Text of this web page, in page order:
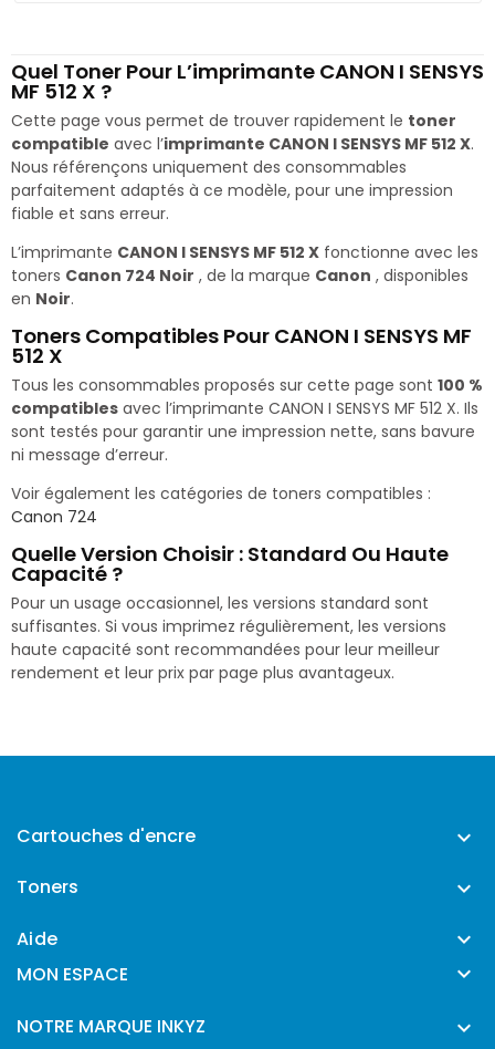
Quel Toner Pour L’imprimante CANON I SENSYS
MF 512 X ?
Cette page vous permet de trouver rapidement le toner
compatible avec l’imprimante CANON I SENSYS MF 512 X.
Nous référençons uniquement des consommables
parfaitement adaptés à ce modèle, pour une impression
fiable et sans erreur.
L’imprimante CANON I SENSYS MF 512 X fonctionne avec les
toners Canon 724 Noir , de la marque Canon , disponibles
en Noir.
Toners Compatibles Pour CANON I SENSYS MF
512 X
Tous les consommables proposés sur cette page sont 100 %
compatibles avec l’imprimante CANON I SENSYS MF 512 X. Ils
sont testés pour garantir une impression nette, sans bavure
ni message d’erreur.
Voir également les catégories de toners compatibles :
Canon 724
Quelle Version Choisir : Standard Ou Haute
Capacité ?
Pour un usage occasionnel, les versions standard sont
suffisantes. Si vous imprimez régulièrement, les versions
haute capacité sont recommandées pour leur meilleur
rendement et leur prix par page plus avantageux.
Cartouches d'encre 
Toners 
Aide 
MON ESPACE 
NOTRE MARQUE INKYZ 